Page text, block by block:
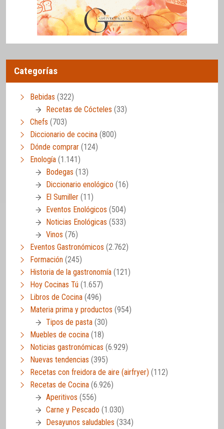
Categorías
Bebidas (322)
Recetas de Cócteles (33)
Chefs (703)
Diccionario de cocina (800)
Dónde comprar (124)
Enología (1.141)
Bodegas (13)
Diccionario enológico (16)
El Sumiller (11)
Eventos Enológicos (504)
Noticias Enológicas (533)
Vinos (76)
Eventos Gastronómicos (2.762)
Formación (245)
Historia de la gastronomía (121)
Hoy Cocinas Tú (1.657)
Libros de Cocina (496)
Materia prima y productos (954)
Tipos de pasta (30)
Muebles de cocina (18)
Noticias gastronómicas (6.929)
Nuevas tendencias (395)
Recetas con freidora de aire (airfryer) (112)
Recetas de Cocina (6.926)
Aperitivos (556)
Carne y Pescado (1.030)
Desayunos saludables (334)